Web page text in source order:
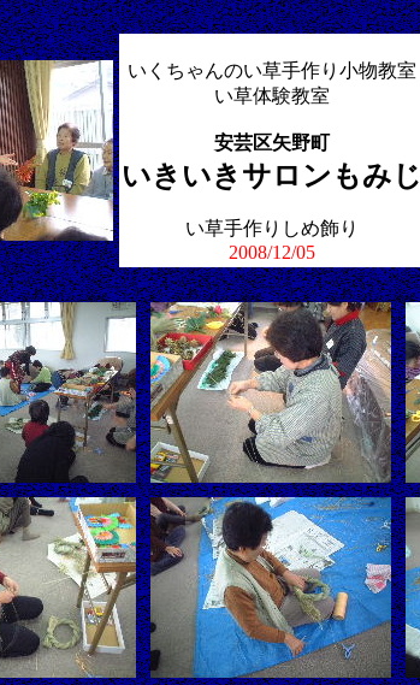
いくちゃんのい草手作り小物教室
い草体験教室
安芸区矢野町
いきいきサロンもみじ
い草手作りしめ飾り
2008/12/05